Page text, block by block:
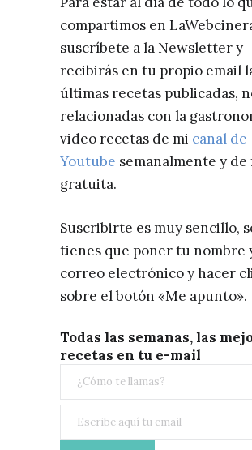
compartimos en
suscríbete a la Newsletter y
recibirás en tu propio email
últimas recetas publicadas,
relacionadas con la
video recetas de mi canal de
Youtube semanalmente y de
gratuita.
Suscribirte es muy sencillo,
tienes que poner tu nombre
correo electrónico y hacer
sobre el botón «Me apunto».
Todas las semanas, las
recetas en tu e-mail